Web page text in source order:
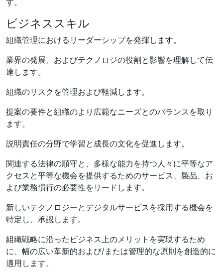
ビジネススキル
組織管理におけるリーダーシップを発揮します。
業界の発展、およびテクノロジの役割と影響を理解して伝
達します。
組織のリスクを管理および軽減します。
提案の要件と組織のより広範なニーズとのバランスを取り
ます。
説明責任の分野で学習と成長の文化を促進します。
関連する法律の順守と、多様な能力を持つ人々に平等なア
クセスと平等な機会を提供するためのサービス、製品、お
よび業務慣行の必要性をリードします。
新しいテクノロジーとデジタルサービスを採用する機会を
特定し、承認します。
組織戦略に沿ったビジネス上のメリットを実現するため
に、幅の広い革新的および/または管理的な原則を創造的に
適用します。